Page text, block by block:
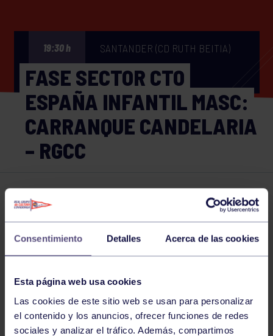
Consentimiento Detalles Acerca de las cookies
Esta página web usa cookies
Las cookies de este sitio web se usan para personalizar
el contenido y los anuncios, ofrecer funciones de redes
sociales y analizar el tráfico. Además, compartimos
19:30 h SANTANDER (CD RUTH BEITIA)
FASE SECTOR CTO
ESPAÑA INFANTIL MASC:
CARRANQUE CANDELARIA
– RGCC
Comparte
NOTICIAS RELACIONADAS